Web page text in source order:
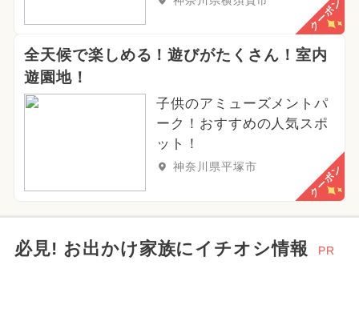
クーポン
全天候で楽しめる！遊びがたくさん！室内
遊園地！
子供のアミューズメントパ
ーク！おすすめの人気スポ
ット！
神奈川県平塚市 クーポン
必見! お出かけ家族にイチオシ情報 PR